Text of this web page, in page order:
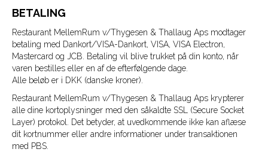
o
o
k
g
r
a
m
BETALING
Restaurant MellemRum v/Thygesen & Thallaug Aps modtager
betaling med Dankort/VISA-Dankort, VISA, VISA Electron,
Mastercard og JCB. Betaling vil blive trukket på din konto, når
varen bestilles eller en af de efterfølgende dage.
Alle beløb er i DKK (danske kroner).
Restaurant MellemRum v/Thygesen & Thallaug Aps krypterer
alle dine kortoplysninger med den såkaldte SSL (Secure Socket
Layer) protokol. Det betyder, at uvedkommende ikke kan aflæse
dit kortnummer eller andre informationer under transaktionen
med PBS.